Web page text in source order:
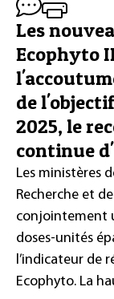
Les
Ecophyto
de
2025, le
continue
Les ministères
Recherche et
conjointement
doses-unités
l’indicateur de
Ecophyto. La